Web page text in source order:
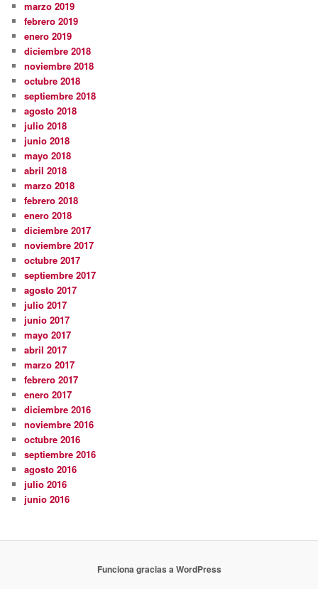
marzo 2019
febrero 2019
enero 2019
diciembre 2018
noviembre 2018
octubre 2018
septiembre 2018
agosto 2018
julio 2018
junio 2018
mayo 2018
abril 2018
marzo 2018
febrero 2018
enero 2018
diciembre 2017
noviembre 2017
octubre 2017
septiembre 2017
agosto 2017
julio 2017
junio 2017
mayo 2017
abril 2017
marzo 2017
febrero 2017
enero 2017
diciembre 2016
noviembre 2016
octubre 2016
septiembre 2016
agosto 2016
julio 2016
junio 2016
Funciona gracias a WordPress